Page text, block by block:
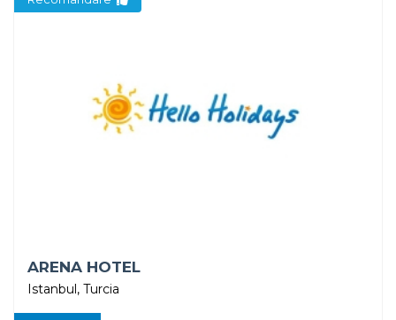
ARENA HOTEL
Istanbul, Turcia